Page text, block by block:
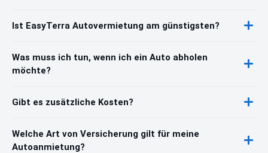
Ist EasyTerra Autovermietung am günstigsten?
Was muss ich tun, wenn ich ein Auto abholen
möchte?
Gibt es zusätzliche Kosten?
Welche Art von Versicherung gilt für meine
Autoanmietung?